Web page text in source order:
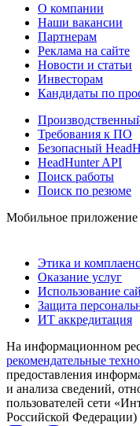
О компании
Наши вакансии
Партнерам
Реклама на сайте
Новости и статьи
Инвесторам
Кандидаты по
Требования к ПО
Безопасный
HeadHunter API
Поиск работы
Поиск по резюме
Мобильное приложение
Этика и комплаенс
Оказание услуг
Использование
Защита
ИТ аккредитация
На информационном
рекомендательные
предоставления
и анализа сведений,
пользователей сети
Российской Федерации)